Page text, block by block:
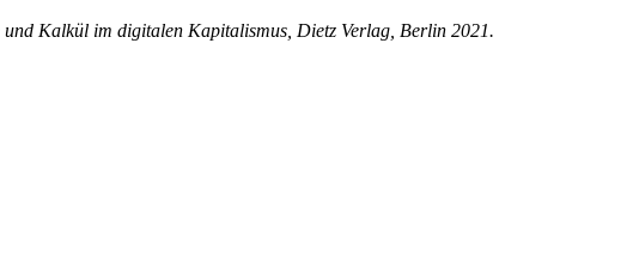
Kalkül im digitalen Kapitalismus, Dietz Verlag, Berlin 2021.